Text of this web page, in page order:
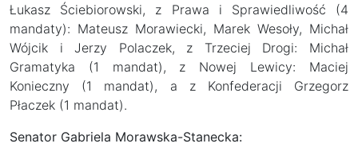
Łukasz Ściebiorowski, z Prawa i Sprawiedliwość (4
mandaty): Mateusz Morawiecki, Marek Wesoły, Michał
Wójcik i Jerzy Polaczek, z Trzeciej Drogi: Michał
Gramatyka (1 mandat), z Nowej Lewicy: Maciej
Konieczny (1 mandat), a z Konfederacji Grzegorz
Płaczek (1 mandat).
Senator Gabriela Morawska-Stanecka: